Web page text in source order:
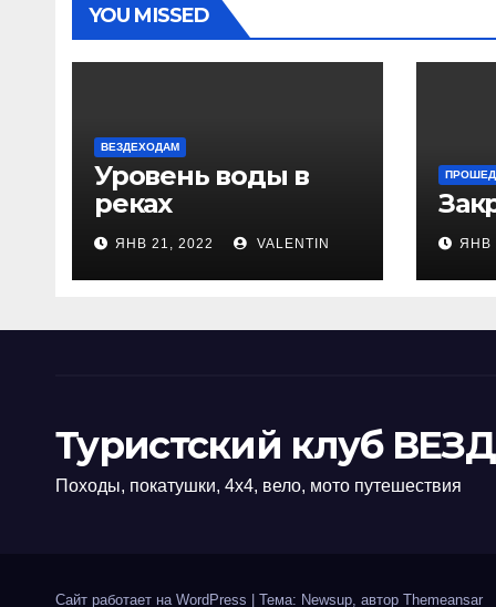
YOU MISSED
ВЕЗДЕХОДАМ
Уровень воды в
реках
ЯНВ 21, 2022 VALENTIN ЯНВ
Туристский клуб
Походы, покатушки, 4х4, вело, мото путешествия
Сайт работает на WordPress Тема: Newsup, автор Themeansar